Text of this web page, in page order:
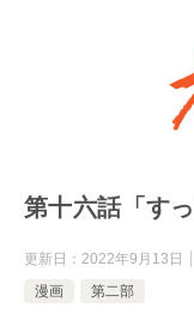
第十六話「す
更新日： 2022年9月13日
漫画
第二部